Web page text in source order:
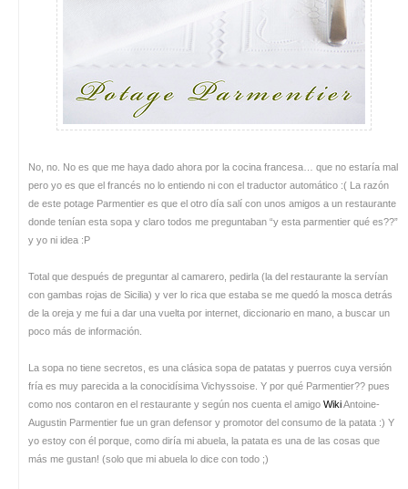
No, no. No es que me haya dado ahora por la cocina francesa… que no estaría mal
pero yo es que el francés no lo entiendo ni con el traductor automático :( La razón
de este potage Parmentier es que el otro día salí con unos amigos a un restaurante
donde tenían esta sopa y claro todos me preguntaban “y esta parmentier qué es??”
y yo ni idea :P
Total que después de preguntar al camarero, pedirla (la del restaurante la servían
con gambas rojas de Sicilia) y ver lo rica que estaba se me quedó la mosca detrás
de la oreja y me fui a dar una vuelta por internet, diccionario en mano, a buscar un
poco más de información.
La sopa no tiene secretos, es una clásica sopa de patatas y puerros cuya versión
fría es muy parecida a la conocidísima Vichyssoise. Y por qué Parmentier?? pues
como nos contaron en el restaurante y según nos cuenta el amigo WikiAntoine-
Augustin Parmentier fue un gran defensor y promotor del consumo de la patata :) Y
yo estoy con él porque, como diría mi abuela, la patata es una de las cosas que
más me gustan! (solo que mi abuela lo dice con todo ;)